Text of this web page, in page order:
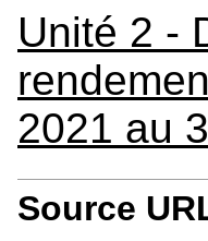
Unité 2 -
2021 au
Source